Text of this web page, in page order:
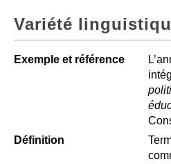
Variété
Exemple et référence
Définition